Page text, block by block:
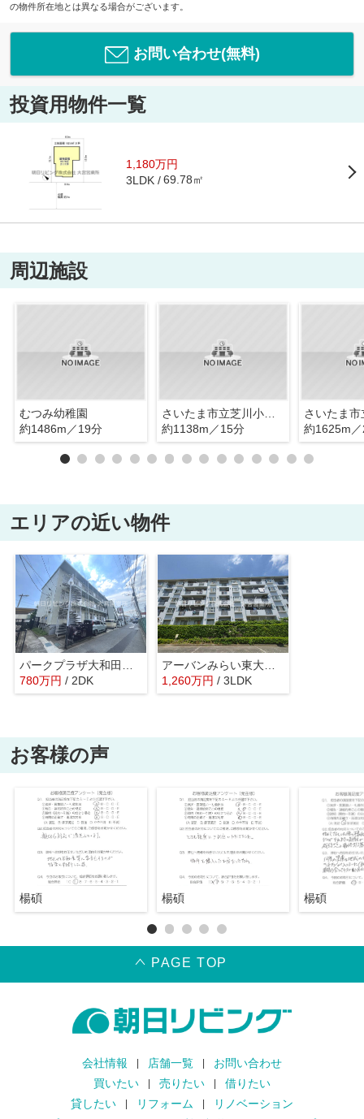
の物件所在地とは異なる場合がございます。
お問い合わせ(無料)
投資用物件一覧
1,180万円
3LDK 69.78㎡
周辺施設
むつみ幼稚園
約1486m／19分
さいたま市立芝川小学校
約1138m／15分
約1625m
エリアの近い物件
780万円 / 2DK
アーバンみらい東大宮東三番街
1,260万円 / 3LDK
お客様の声
楊碩 楊碩 楊碩
PAGE TOP
会社情報 店舗一覧
お問い合わせ
買いたい
売りたい
借りたい
貸したい
リフォーム
リノベーション